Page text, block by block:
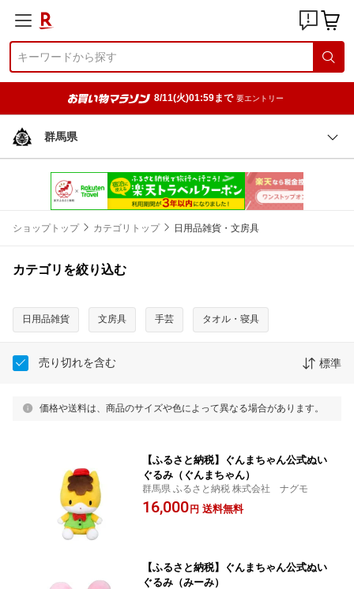
8/11(火)01:59まで 要エントリー
群馬県
ショップトップ カテゴリトップ 日用品雑貨・文房具
カテゴリを絞り込む
日用品雑貨 文房具 手芸 タオル・寝具
売り切れを含む 標準
価格や送料は、商品のサイズや色によって異なる場合があります。
【ふるさと納税】ぐんまちゃん公式ぬい
ぐるみ（ぐんまちゃん）
群馬県 ふるさと納税 株式会社 ナグモ
16,000 円 送料無料
【ふるさと納税】ぐんまちゃん公式ぬい
ぐるみ（みーみ）